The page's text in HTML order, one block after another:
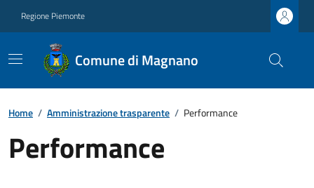
Regione Piemonte
Comune di Magnano
Home / Amministrazione trasparente / Performance
Performance